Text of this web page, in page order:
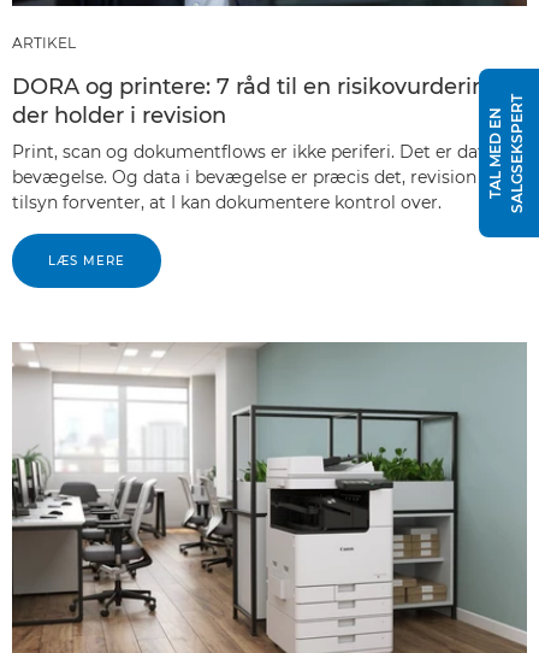
ARTIKEL
DORA og printere: 7 råd til en risikovurdering,
der holder i revision
Print, scan og dokumentflows er ikke periferi. Det er data i
bevægelse. Og data i bevægelse er præcis det, revision og
tilsyn forventer, at I kan dokumentere kontrol over.
LÆS MERE
T
A
L
M
E
D
E
N
S
A
L
G
S
E
K
S
P
E
RT